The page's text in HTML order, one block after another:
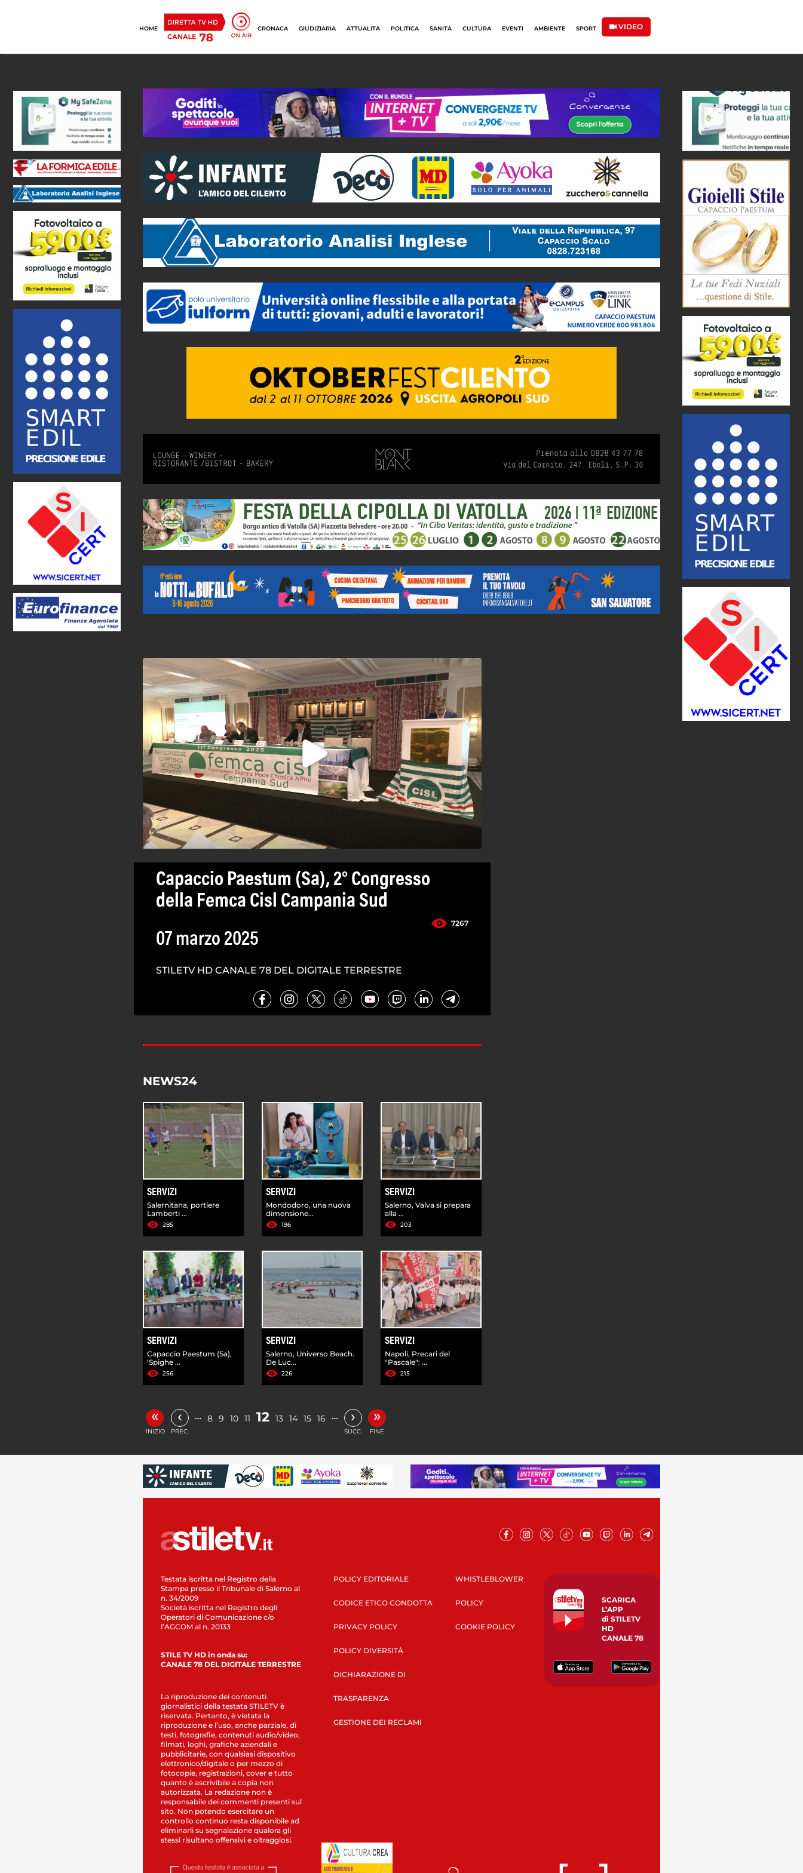
HOME CRONACA GIUDIZIARIA ATTUALITÀ POLITICA SANITÀ CULTURA EVENTI AMBIENTE SPORT VIDEO
Capaccio Paestum (Sa), 2° Congresso
della Femca Cisl Campania Sud
7267
07 marzo 2025
STILETV HD CANALE 78 DEL DIGITALE TERRESTRE
NEWS24
SERVIZI
Salernitana, portiere
Lamberti ...
285
SERVIZI
Mondodoro, una nuova
dimensione...
196
SERVIZI
Salerno, Valva si prepara
alla ...
203
SERVIZI
Capaccio Paestum (Sa),
'Spighe ...
256
SERVIZI
Salerno, Universo Beach.
De Luc...
226
SERVIZI
Napoli, Precari del
"Pascale": ...
215
«
INIZIO
‹
PREC.
… 8 9 10 11 12 13 14 15 16 … ›
SUCC.
»
FINE
Testata iscritta nel Registro della
Stampa presso il Tribunale di Salerno al
n. 34/2009
Società iscritta nel Registro degli
Operatori di Comunicazione c/o
l’AGCOM al n. 20133
STILE TV HD in onda su:
CANALE 78 DEL DIGITALE TERRESTRE
La riproduzione dei contenuti
giornalistici della testata STILETV è
riservata. Pertanto, è vietata la
riproduzione e l’uso, anche parziale, di
testi, fotografie, contenuti audio/video,
filmati, loghi, grafiche aziendali e
pubblicitarie, con qualsiasi dispositivo
elettronico/digitale o per mezzo di
fotocopie, registrazioni, cover e tutto
quanto è ascrivibile a copia non
autorizzata. La redazione non è
responsabile dei commenti presenti sul
sito. Non potendo esercitare un
controllo continuo resta disponibile ad
eliminarli su segnalazione qualora gli
stessi risultano offensivi e oltraggiosi.
POLICY EDITORIALE
CODICE ETICO CONDOTTA
PRIVACY POLICY
POLICY DIVERSITÀ
DICHIARAZIONE DI
TRASPARENZA
GESTIONE DEI RECLAMI
WHISTLEBLOWER
POLICY
COOKIE POLICY
SCARICA
L’APP
di STILETV
HD
CANALE 78